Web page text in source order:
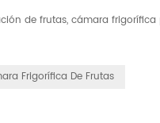
de frutas, cámara frigorífica
Frigorífica De Frutas